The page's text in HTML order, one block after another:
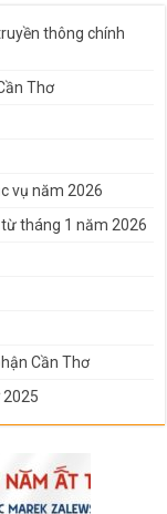
thông chính
Thơ
vụ năm 2026
từ tháng 1 năm 2026
Cần Thơ
2025